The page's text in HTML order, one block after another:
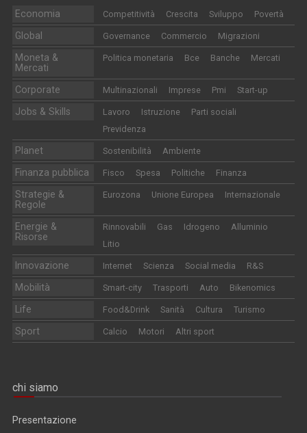
Economia Competitività Crescita Sviluppo Povertà
Global Governance Commercio Migrazioni
Moneta &
Mercati
Politica monetaria Bce Banche Mercati
Corporate Multinazionali Imprese Pmi Start-up
Jobs & Skills Lavoro Istruzione
Parti sociali
Previdenza
Planet Sostenibilità Ambiente
Finanza pubblica Fisco Spesa Politiche Finanza
Strategie &
Regole
Eurozona Unione Europea Internazionale
Energie &
Risorse
Rinnovabili Gas Idrogeno
Alluminio
Litio
Innovazione Internet Scienza Social media R&S
Mobilità Smart-city Trasporti Auto Bikenomics
Life Food&Drink Sanità Cultura Turismo
Sport Calcio Motori Altri sport
chi siamo
Presentazione